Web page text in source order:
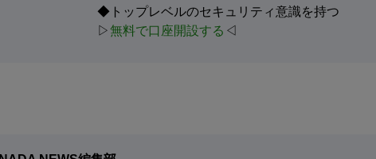
◆トップレベルのセキュリティ意識を持つ
▷無料で口座開設する ◁